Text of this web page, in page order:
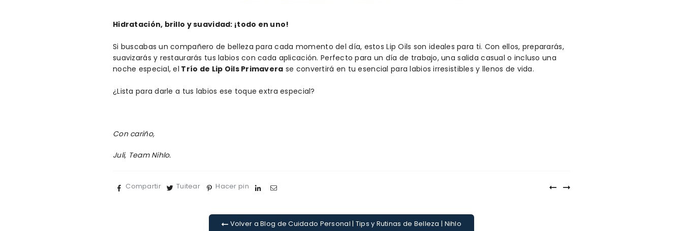
Hidratación, brillo y suavidad: ¡todo en uno!
Si buscabas un compañero de belleza para cada momento del día, estos Lip Oils son ideales para ti. Con ellos, prepararás,
suavizarás y restaurarás tus labios con cada aplicación. Perfecto para un día de trabajo, una salida casual o incluso una
noche especial, el Trío de Lip Oils Primavera se convertirá en tu esencial para labios irresistibles y llenos de vida.
¿Lista para darle a tus labios ese toque extra especial?
Con cariño,
Juli, Team Nihlo.
Compartir Tuitear Hacer pin
Volver a Blog de Cuidado Personal | Tips y Rutinas de Belleza | Nihlo